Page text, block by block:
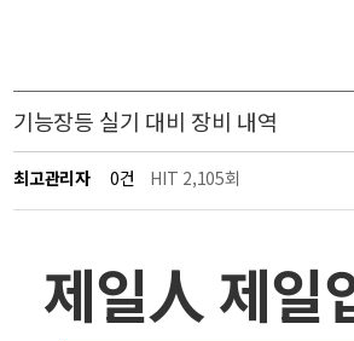
기능장등 실기 대비 장비 내역
최고관리자 0건 HIT 2,105회
제일人 제일